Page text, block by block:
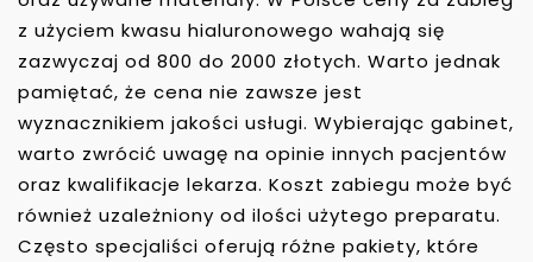
z użyciem kwasu hialuronowego wahają się
zazwyczaj od 800 do 2000 złotych. Warto jednak
pamiętać, że cena nie zawsze jest
wyznacznikiem jakości usługi. Wybierając gabinet,
warto zwrócić uwagę na opinie innych pacjentów
oraz kwalifikacje lekarza. Koszt zabiegu może być
również uzależniony od ilości użytego preparatu.
Często specjaliści oferują różne pakiety, które